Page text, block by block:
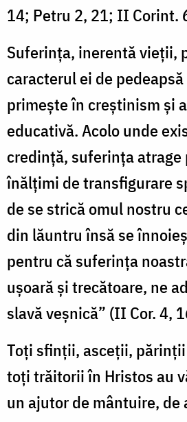
14; Petru 2, 21; II Corint.
Suferinţa, inerentă vieţii,
caracterul ei de
primeşte în creştinism şi
educativă. Acolo unde
credinţă, suferinţa atrage
înălţimi de transfigurare
de se strică omul nostru
din lăuntru însă se
pentru că suferinţa
uşoară şi trecătoare, ne
slavă veşnică” (II Cor. 4,
Toţi sfinţii, asceţii,
toţi trăitorii în Hristos au
un ajutor de mântuire, de